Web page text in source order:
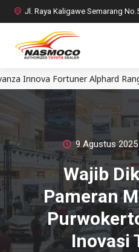
Jl. Raya Kaligawe Semarang No.5
Home
SUV
HatchBack
Comercial
Brosur Toyota
Fortuner Alphard Rangga
9 Agustus 2025
Wajib
Pameran
Inovasi